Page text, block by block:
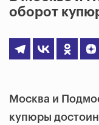
оборот
Москва и
купюры